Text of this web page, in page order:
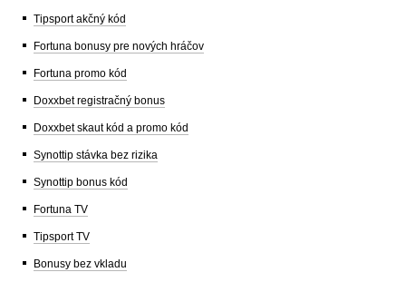
Tipsport akčný kód
Fortuna bonusy pre nových hráčov
Fortuna promo kód
Doxxbet registračný bonus
Doxxbet skaut kód a promo kód
Synottip stávka bez rizika
Synottip bonus kód
Fortuna TV
Tipsport TV
Bonusy bez vkladu